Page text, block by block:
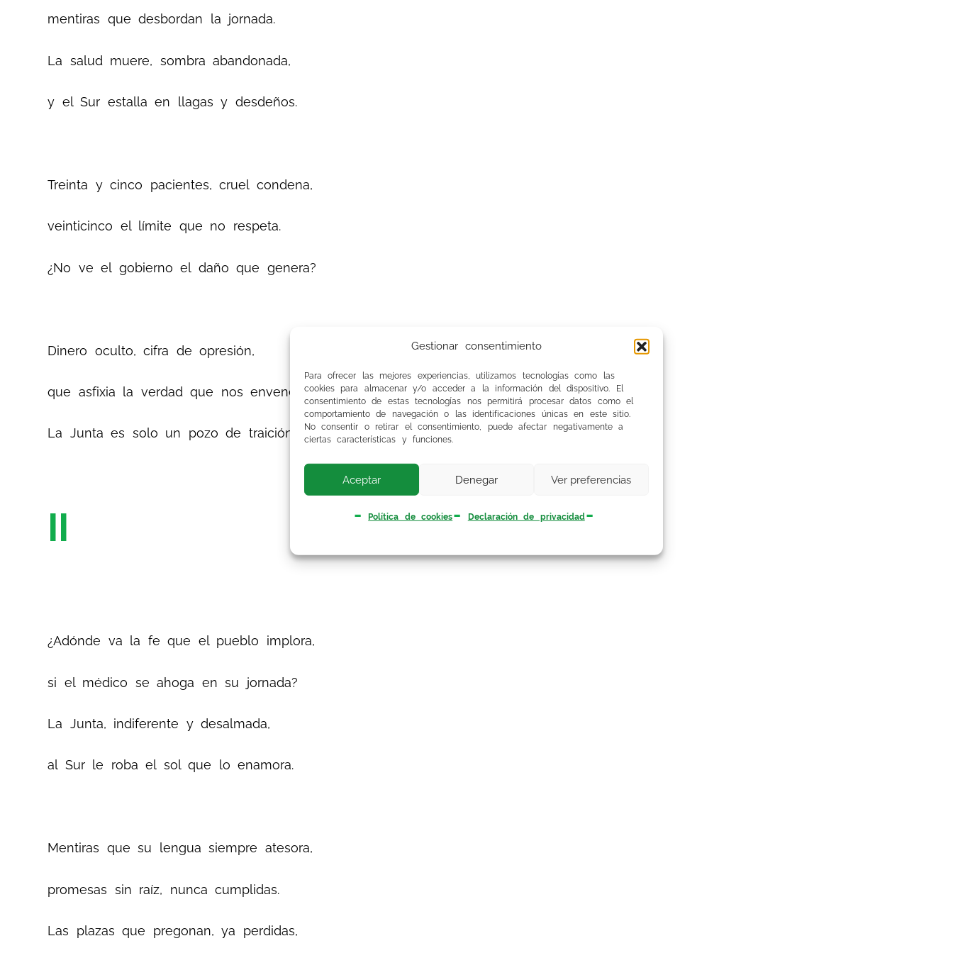
Gestionar consentimiento
Para ofrecer las mejores experiencias, utilizamos tecnologías como las
cookies para almacenar y/o acceder a la información del dispositivo. El
consentimiento de estas tecnologías nos permitirá procesar datos como el
comportamiento de navegación o las identificaciones únicas en este sitio.
No consentir o retirar el consentimiento, puede afectar negativamente a
ciertas características y funciones.
Aceptar Denegar Ver preferencias
Política de cookies Declaración de privacidad
mentiras que desbordan la jornada.
La salud muere, sombra abandonada,
y el Sur estalla en llagas y desdeños.
Treinta y cinco pacientes, cruel condena,
veinticinco el límite que no respeta.
¿No ve el gobierno el daño que genera?
Dinero oculto, cifra de opresión,
que asfixia la verdad que nos envenena.
La Junta es solo un pozo de traición.
II
¿Adónde va la fe que el pueblo implora,
si el médico se ahoga en su jornada?
La Junta, indiferente y desalmada,
al Sur le roba el sol que lo enamora.
Mentiras que su lengua siempre atesora,
promesas sin raíz, nunca cumplidas.
Las plazas que pregonan, ya perdidas,